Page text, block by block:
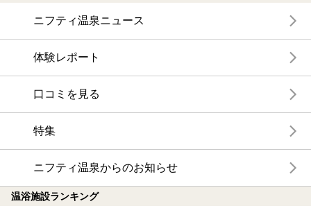
ニフティ温泉ニュース
体験レポート
口コミを見る
特集
ニフティ温泉からのお知らせ
温浴施設ランキング